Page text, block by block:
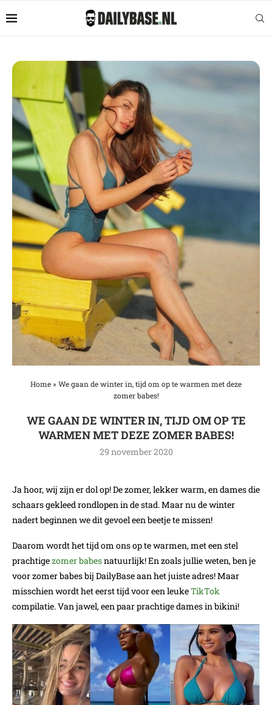
Home» We gaan de winter in, tijd om op te warmen met deze
zomer babes!
WE GAAN DE WINTER IN, TIJD OM OP TE
WARMEN MET DEZE ZOMER BABES!
29 november 2020
Ja hoor, wij zijn er dol op! De zomer, lekker warm, en dames die
schaars gekleed rondlopen in de stad. Maar nu de winter
nadert beginnen we dit gevoel een beetje te missen!
Daarom wordt het tijd om ons op te warmen, met een stel
prachtigezomer babesnatuurlijk! En zoals jullie weten, ben je
voor zomer babes bij DailyBase aan het juiste adres! Maar
misschien wordt het eerst tijd voor een leukeTikTok
compilatie. Van jawel, een paar prachtige dames in bikini!